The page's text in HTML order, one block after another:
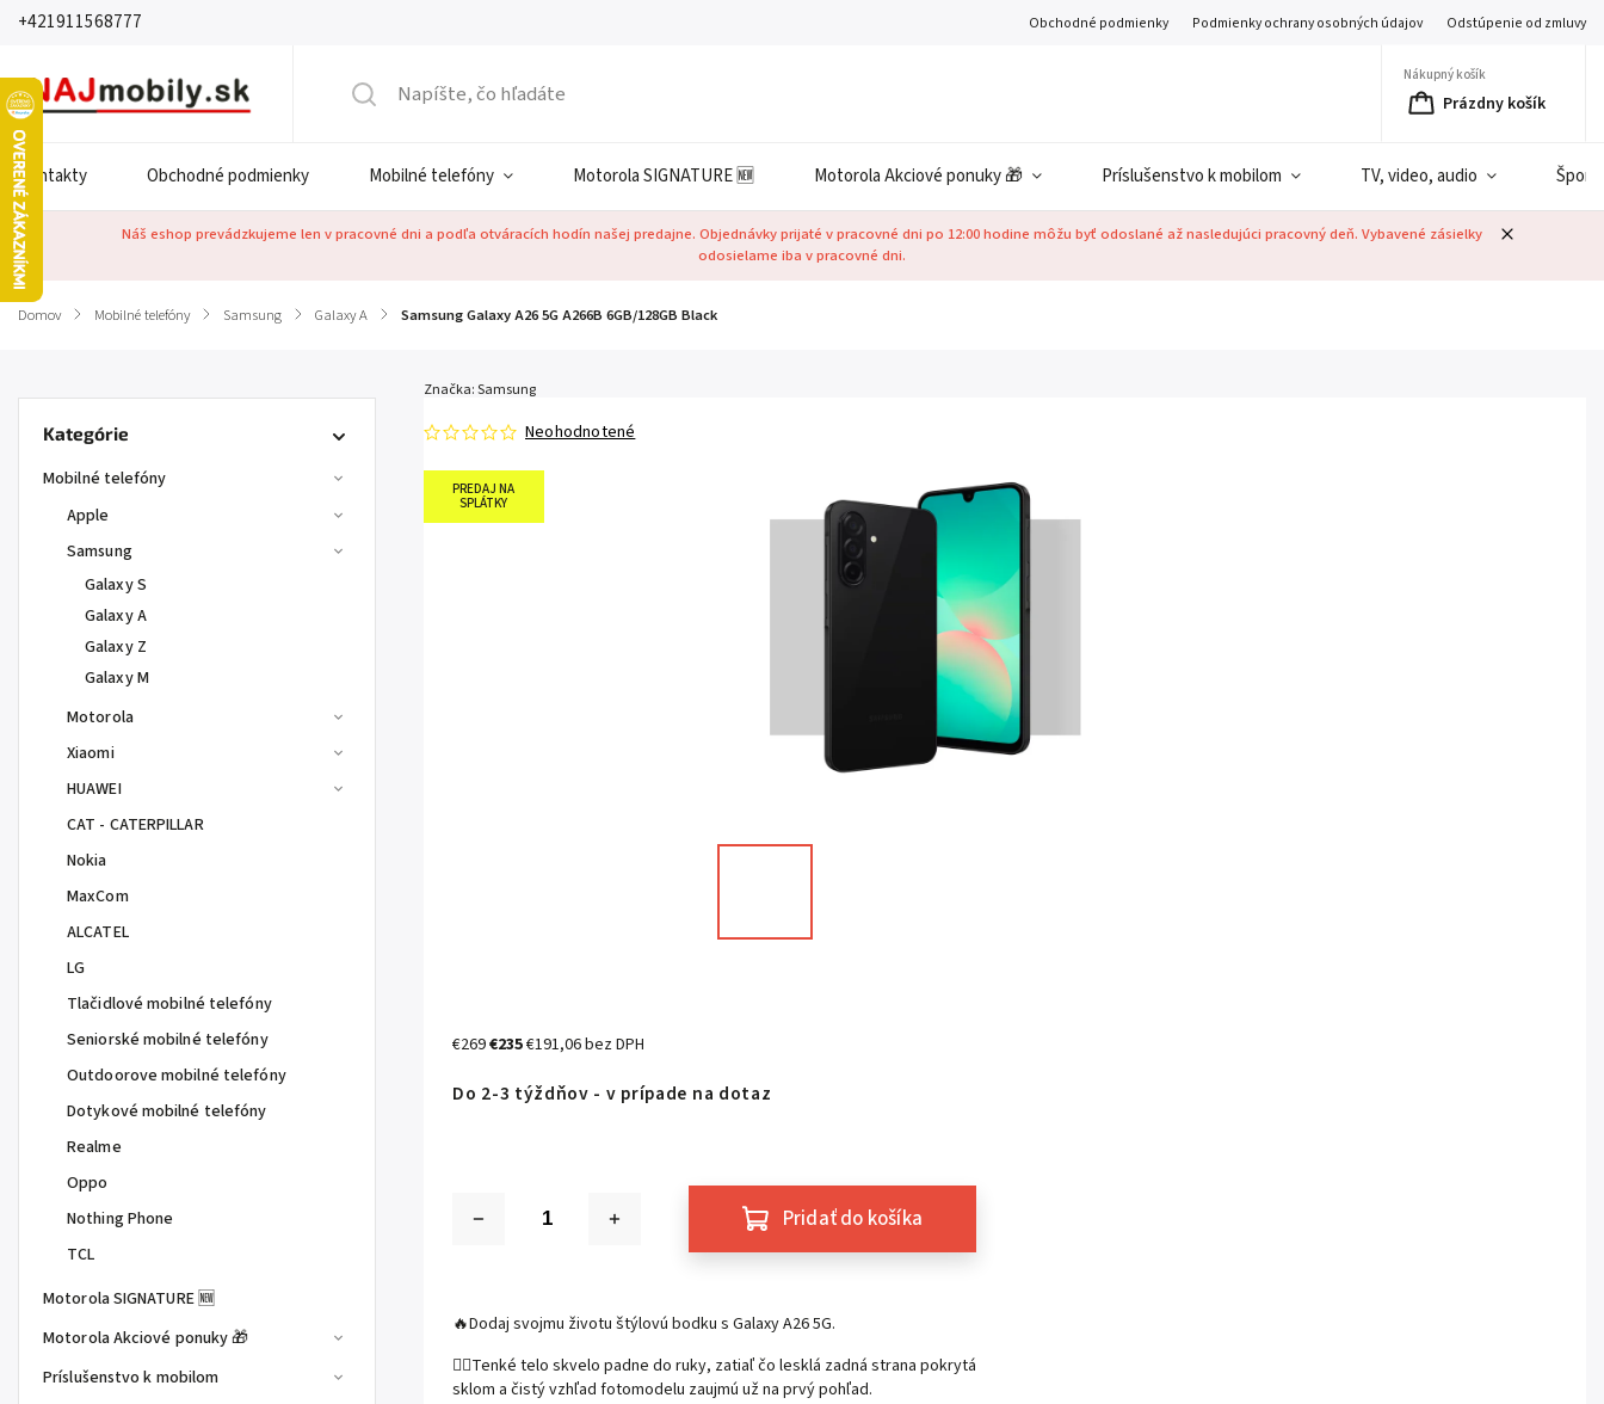
+421911568777 Obchodné podmienky Podmienky ochrany osobných údajov Odstúpenie od zmluvy
Nákupný košík
Prázdny košík
Kontakty Obchodné podmienky Mobilné telefóny Motorola SIGNATURE 🆕 Motorola Akciové ponuky 🎁 Príslušenstvo k mobilom TV, video, audio Šport
Náš eshop prevádzkujeme len v pracovné dni a podľa otváracích hodín našej predajne. Objednávky prijaté v pracovné dni po 12:00 hodine môžu byť odoslané až nasledujúci pracovný deň. Vybavené zásielky
odosielame iba v pracovné dni.
Domov / Mobilné telefóny / Samsung / Galaxy A / Samsung Galaxy A26 5G A266B 6GB/128GB Black
Kategórie
Mobilné telefóny
Apple
Samsung
Galaxy S
Galaxy A
Galaxy Z
Galaxy M
Motorola
Xiaomi
HUAWEI
CAT - CATERPILLAR
Nokia
MaxCom
ALCATEL
LG
Tlačidlové mobilné telefóny
Seniorské mobilné telefóny
Outdoorove mobilné telefóny
Dotykové mobilné telefóny
Realme
Oppo
Nothing Phone
TCL
Motorola SIGNATURE 🆕
Motorola Akciové ponuky 🎁
Príslušenstvo k mobilom
PREDAJ NA
SPLÁTKY
Neohodnotené
Značka:Samsung
€269€235€191,06 bez DPH
Do 2-3 týždňov - v prípade na dotaz
Pridať do košíka
🔥Dodaj svojmu životu štýlovú bodku s Galaxy A26 5G.
☝🏻Tenké telo skvelo padne do ruky, zatiaľ čo lesklá zadná strana pokrytá
sklom a čistý vzhľad fotomodelu zaujmú už na prvý pohľad.